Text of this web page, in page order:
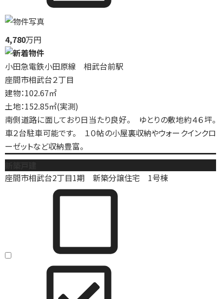
4,780万円
小田急電鉄小田原線 相武台前駅
座間市相武台２丁目
建物：102.67㎡
土地：152.85㎡(実測)
南側道路に面しており日当たり良好。 ゆとりの敷地約４６坪。
車２台駐車可能です。 １０帖の小屋裏収納やウォークインクロ
ーゼットなど収納豊富。
座間市相武台2丁目1期 新築分譲住宅 1号棟